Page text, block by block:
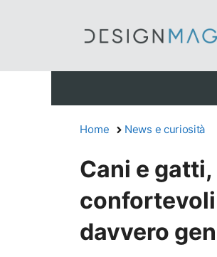
Home News e curiosità
Cani e
davvero